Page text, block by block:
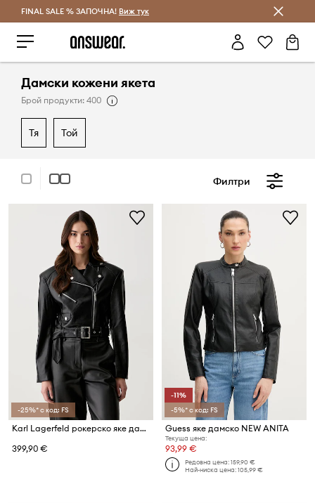
Спестявай с Answear Club
FINAL SALE % ЗАПОЧНА! Виж тук
Дамски кожени якета
Брой продукти: 400
тя той
Филтри
-25%* с код: FS
Karl Lagerfeld рокерско яке дамско
399,90 €
-11%
-5%* с код: FS
Guess яке дамско NEW ANITA
Текуща цена:
93,99 €
Редовна цена:159,90 €
Най-ниска цена:105,99 €